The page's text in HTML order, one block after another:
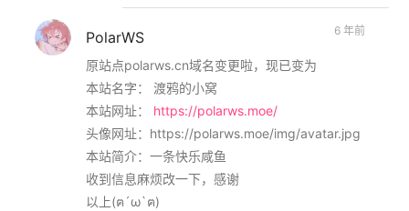
PolarWS
原站点polarws.cn域名变更啦，现已变为
本站名字： 渡鸦的小窝
本站网址： https://polarws.moe/
头像网址：https://polarws.moe/img/avatar.jpg
本站简介：一条快乐咸鱼
收到信息麻烦改一下，感谢
以上(ฅ´ω`ฅ)
6 年前